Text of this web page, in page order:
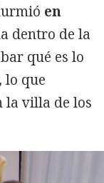
en
dentro de la
qué es lo
lo que
la villa de los